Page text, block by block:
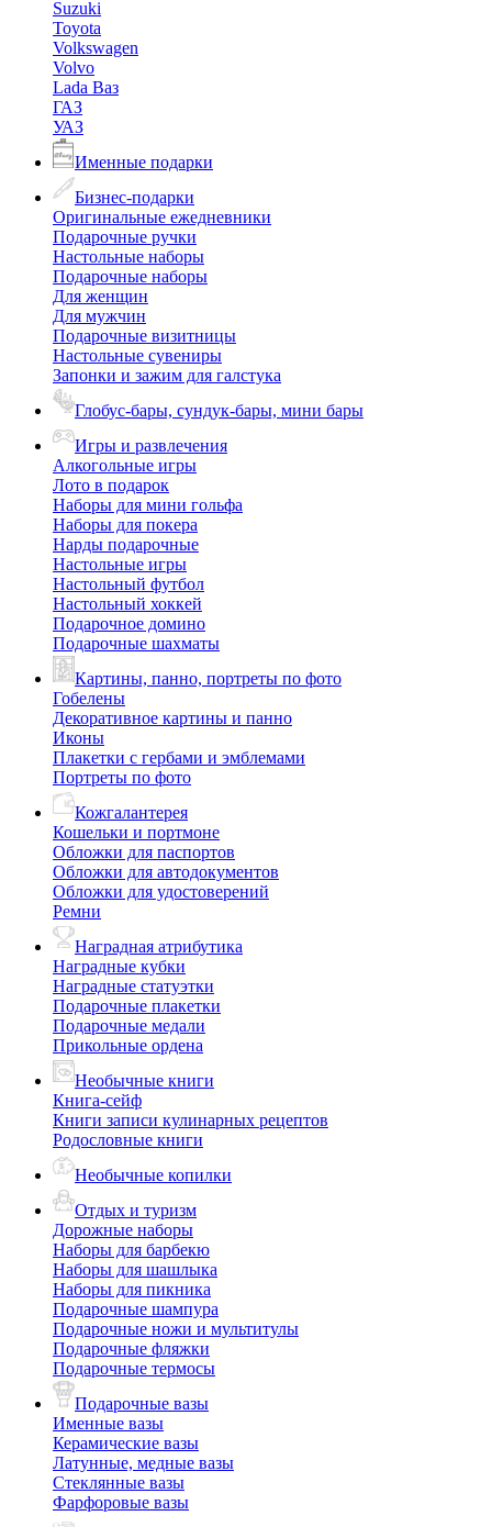
Suzuki
Toyota
Volkswagen
Volvo
Lada Ваз
ГАЗ
УАЗ
Именные подарки
Бизнес-подарки
Оригинальные ежедневники
Подарочные ручки
Настольные наборы
Подарочные наборы
Для женщин
Для мужчин
Подарочные визитницы
Настольные сувениры
Запонки и зажим для галстука
Глобус-бары, сундук-бары, мини бары
Игры и развлечения
Алкогольные игры
Лото в подарок
Наборы для мини гольфа
Наборы для покера
Нарды подарочные
Настольные игры
Настольный футбол
Настольный хоккей
Подарочное домино
Подарочные шахматы
Картины, панно, портреты по фото
Гобелены
Декоративное картины и панно
Иконы
Плакетки с гербами и эмблемами
Портреты по фото
Кожгалантерея
Кошельки и портмоне
Обложки для паспортов
Обложки для автодокументов
Обложки для удостоверений
Ремни
Наградная атрибутика
Наградные кубки
Наградные статуэтки
Подарочные плакетки
Подарочные медали
Прикольные ордена
Необычные книги
Книга-сейф
Книги записи кулинарных рецептов
Родословные книги
Необычные копилки
Отдых и туризм
Дорожные наборы
Наборы для барбекю
Наборы для шашлыка
Наборы для пикника
Подарочные шампура
Подарочные ножи и мультитулы
Подарочные фляжки
Подарочные термосы
Подарочные вазы
Именные вазы
Керамические вазы
Латунные, медные вазы
Стеклянные вазы
Фарфоровые вазы